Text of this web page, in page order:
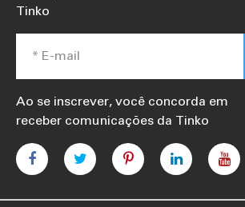
Tinko
Ao se inscrever, você concorda em
receber comunicações da Tinko